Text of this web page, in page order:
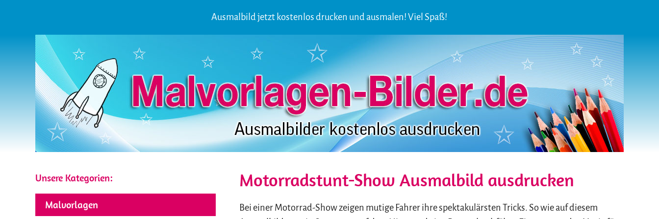
Ausmalbild jetzt kostenlos drucken und ausmalen! Viel Spaß!
Unsere Kategorien:
Malvorlagen
Motorradstunt-Show Ausmalbild ausdrucken
Bei einer Motorrad-Show zeigen mutige Fahrer ihre spektakulärsten Tricks. So wie auf diesem